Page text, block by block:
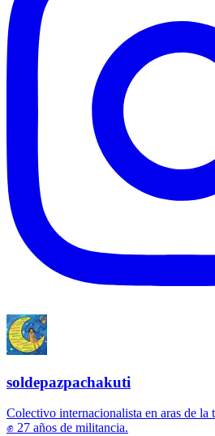
soldepazpachakuti
Colectivo internacionalista en aras de la
✊ 27 años de militancia.